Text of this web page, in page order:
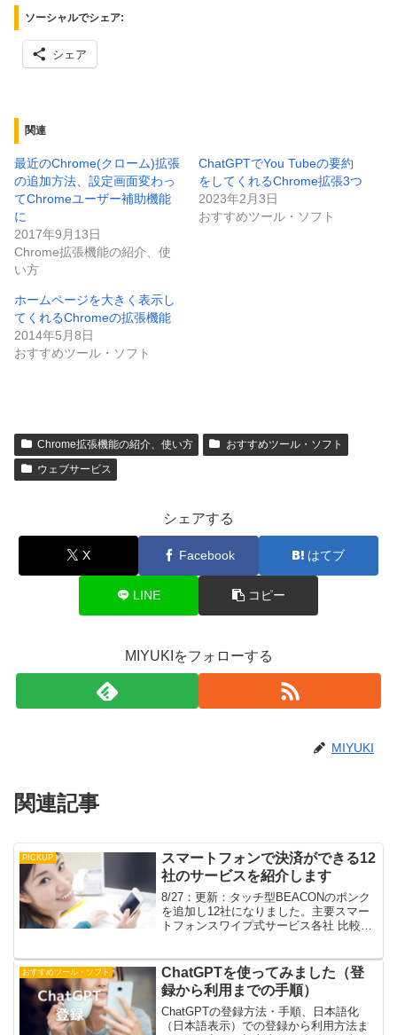
ソーシャルでシェア:
シェア
関連
最近のChrome(クローム)拡張
の追加方法、設定画面変わっ
てChromeユーザー補助機能
に
2017年9月13日
Chrome拡張機能の紹介、使
い方
ChatGPTでYou Tubeの要約
をしてくれるChrome拡張3つ
2023年2月3日
おすすめツール・ソフト
ホームページを大きく表示し
てくれるChromeの拡張機能
2014年5月8日
おすすめツール・ソフト
Chrome拡張機能の紹介、使い方
おすすめツール・ソフト
ウェブサービス
シェアする
X Facebook はてブ
LINE コピー
MIYUKIをフォローする
MIYUKI
関連記事
PICKUP
スマートフォンで決済ができる12
社のサービスを紹介します
8/27：更新：タッチ型BEACONのポンク
を追加し12社になりました。主要スマー
トフォンスワイプ式サービス各社 比較一
3.24％VISA,MasterCard,S...
おすすめツール・ソフト
ChatGPTを使ってみました（登
録から利用までの手順）
ChatGPTの登録方法・手順、日本語化
（日本語表示）での登録から利用方法ま